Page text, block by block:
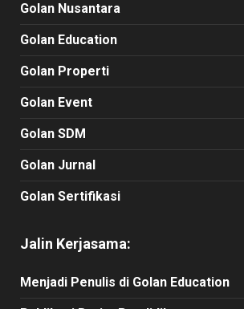
Golan Nusantara
Golan Education
Golan Properti
Golan Event
Golan SDM
Golan Jurnal
Golan Sertifikasi
Jalin Kerjasama:
Menjadi Penulis di Golan Education